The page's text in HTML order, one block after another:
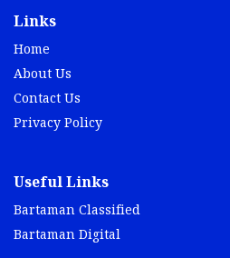
Links
Home
About Us
Contact Us
Privacy Policy
Useful Links
Bartaman Classified
Bartaman Digital